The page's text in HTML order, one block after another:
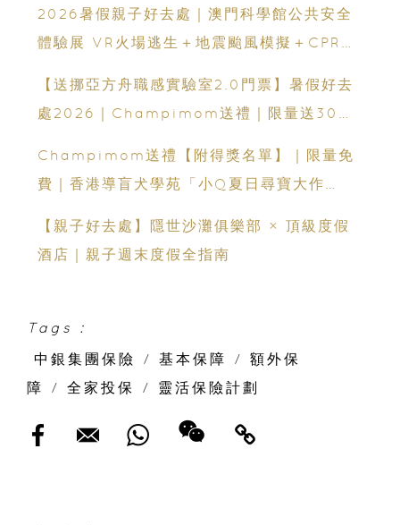
2026暑假親子好去處｜澳門科學館公共安全
體驗展 VR火場逃生＋地震颱風模擬＋CPR急
【送挪亞方舟職感實驗室2.0門票】暑假好去
處2026｜Champimom送禮｜限量送30套
Champimom送禮【附得獎名單】｜限量免
費｜香港導盲犬學苑「小Q夏日尋寶大作
【親子好去處】隱世沙灘俱樂部 × 頂級度假
酒店｜親子週末度假全指南
Tags :
中銀集團保險
/ 基本保障 /
額外保
障
/ 全家投保 / 靈活保險計劃